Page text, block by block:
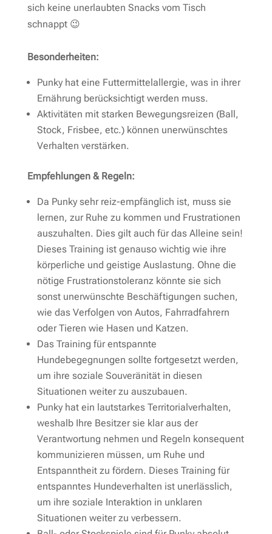
sich keine unerlaubten Snacks vom Tisch
schnappt 😉
Besonderheiten:
Punky hat eine Futtermittelallergie, was in ihrer
Ernährung berücksichtigt werden muss.
Aktivitäten mit starken Bewegungsreizen (Ball,
Stock, Frisbee, etc.) können unerwünschtes
Verhalten verstärken.
Empfehlungen & Regeln:
Da Punky sehr reiz-empfänglich ist, muss sie
lernen, zur Ruhe zu kommen und Frustrationen
auszuhalten. Dies gilt auch für das Alleine sein!
Dieses Training ist genauso wichtig wie ihre
körperliche und geistige Auslastung. Ohne die
nötige Frustrationstoleranz könnte sie sich
sonst unerwünschte Beschäftigungen suchen,
wie das Verfolgen von Autos, Fahrradfahrern
oder Tieren wie Hasen und Katzen.
Das Training für entspannte
Hundebegegnungen sollte fortgesetzt werden,
um ihre soziale Souveränität in diesen
Situationen weiter zu auszubauen.
Punky hat ein lautstarkes Territorialverhalten,
weshalb Ihre Besitzer sie klar aus der
Verantwortung nehmen und Regeln konsequent
kommunizieren müssen, um Ruhe und
Entspanntheit zu fördern. Dieses Training für
entspanntes Hundeverhalten ist unerlässlich,
um ihre soziale Interaktion in unklaren
Situationen weiter zu verbessern.